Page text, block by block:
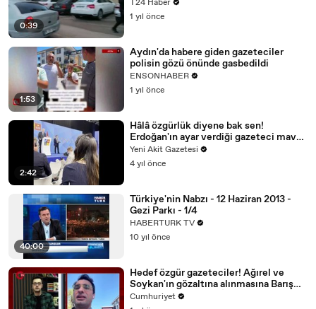
0:39
T24 Haber
1 yıl önce
1:53
Aydın'da habere giden gazeteciler
polisin gözü önünde gasbedildi
ENSONHABER
1 yıl önce
2:42
Hâlâ özgürlük diyene bak sen!
Erdoğan'ın ayar verdiği gazeteci maval
okudu
Yeni Akit Gazetesi
4 yıl önce
40:00
Türkiye'nin Nabzı - 12 Haziran 2013 -
Gezi Parkı - 1/4
HABERTURK TV
10 yıl önce
Hedef özgür gazeteciler! Ağırel ve
Soykan'ın gözaltına alınmasına Barış
Terkoğlu sitem etti 'İki gazeteci
Cumhuriyet